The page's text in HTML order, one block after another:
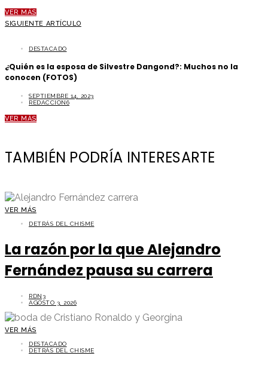
VER MÁS
SIGUIENTE ARTÍCULO
DESTACADO
¿Quién es la esposa de Silvestre Dangond?: Muchos no la
conocen (FOTOS)
SEPTIEMBRE 14, 2023
REDACCION6
VER MÁS
TAMBIÉN PODRÍA INTERESARTE
VER MÁS
DETRÁS DEL CHISME
La razón por la que Alejandro
Fernández pausa su carrera
RDN3
AGOSTO 3, 2026
VER MÁS
DESTACADO
DETRÁS DEL CHISME